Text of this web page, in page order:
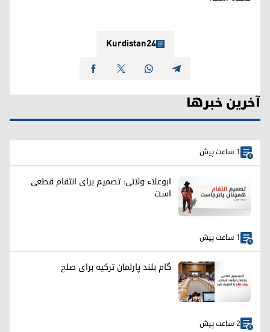
Kurdistan24
آخرین خبرها
1 ساعت پیش
ابوعلاء ولائی: تصمیم برای انتقام قطعی
است
1 ساعت پیش
گام بلند پارلمان ترکیه برای صلح
2 ساعت پیش